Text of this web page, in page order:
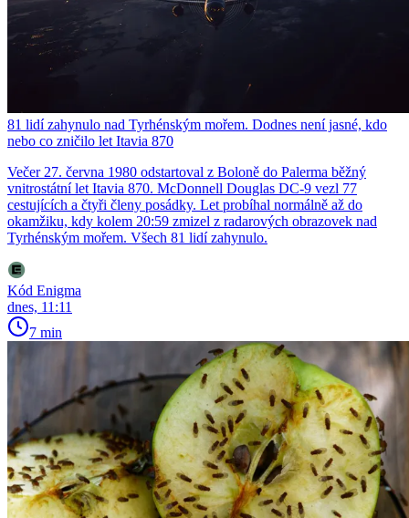
81 lidí zahynulo nad Tyrhénským mořem. Dodnes není jasné, kdo
nebo co zničilo let Itavia 870
Večer 27. června 1980 odstartoval z Boloně do Palerma běžný
vnitrostátní let Itavia 870. McDonnell Douglas DC-9 vezl 77
cestujících a čtyři členy posádky. Let probíhal normálně až do
okamžiku, kdy kolem 20:59 zmizel z radarových obrazovek nad
Tyrhénským mořem. Všech 81 lidí zahynulo.
Kód Enigma
dnes, 11:11
7 min